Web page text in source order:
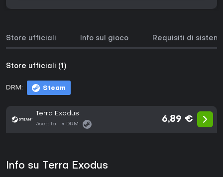
Store ufficiali Info sul gioco Requisiti di
Store ufficiali (1)
DRM: Steam
Terra Exodus
3sett fa DRM:
6,89 €
Info su Terra Exodus